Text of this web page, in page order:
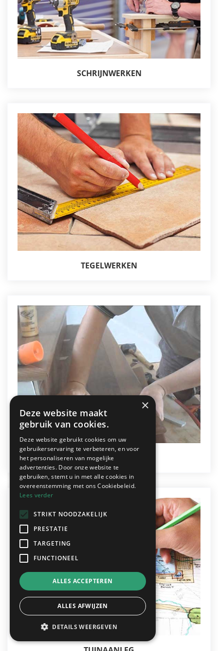
SCHRIJNWERKEN
TEGELWERKEN
TRAPPEN
×
Deze website maakt
gebruik van cookies.
Deze website gebruikt cookies om uw
gebruikerservaring te verbeteren, en voor
het personaliseren van mogelijke
advertenties. Door onze website te
gebruiken, stemt u in met alle cookies in
overeenstemming met ons Cookiebeleid.
Lees verder
STRIKT NOODZAKELIJK
PRESTATIE
TARGETING
FUNCTIONEEL
ALLES ACCEPTEREN
ALLES AFWIJZEN
DETAILS WEERGEVEN